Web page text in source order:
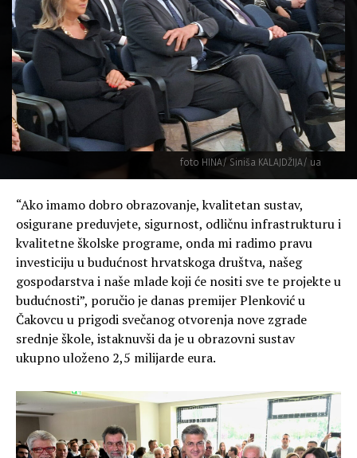
foto HINA/ Siniša KALAJDŽIJA/ ua
“Ako imamo dobro obrazovanje, kvalitetan sustav,
osigurane preduvjete, sigurnost, odličnu infrastrukturu i
kvalitetne školske programe, onda mi radimo pravu
investiciju u budućnost hrvatskoga društva, našeg
gospodarstva i naše mlade koji će nositi sve te projekte u
budućnosti”, poručio je danas premijer Plenković u
Čakovcu u prigodi svečanog otvorenja nove zgrade
srednje škole, istaknuvši da je u obrazovni sustav
ukupno uloženo 2,5 milijarde eura.